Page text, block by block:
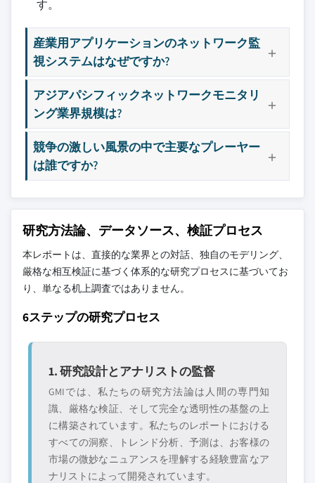
す。
産業用アプリケーションのネットワーク監
視システムはなぜですか?
アジアパシフィックネットワークモニタリ
ング業界規模は?
競争の激しい風景の中で主要なプレーヤー
は誰ですか?
研究方法論、データソース、検証プロセス
本レポートは、直接的な業界との対話、独自のモデリング、
厳格な相互検証に基づく体系的な研究プロセスに基づいてお
り、単なる机上調査ではありません。
6ステップの研究プロセス
1. 研究設計とアナリストの監督
GMIでは、私たちの研究方法論は人間の専門知
識、厳格な検証、そして完全な透明性の基盤の上
に構築されています。私たちのレポートにおける
すべての洞察、トレンド分析、予測は、お客様の
市場の微妙なニュアンスを理解する経験豊富なア
ナリストによって開発されています。